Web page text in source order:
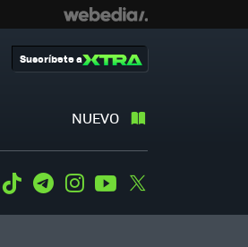
NUEVO
Suscríbete a
WhatsApp
Tiktok TelegramInstagramYoutube